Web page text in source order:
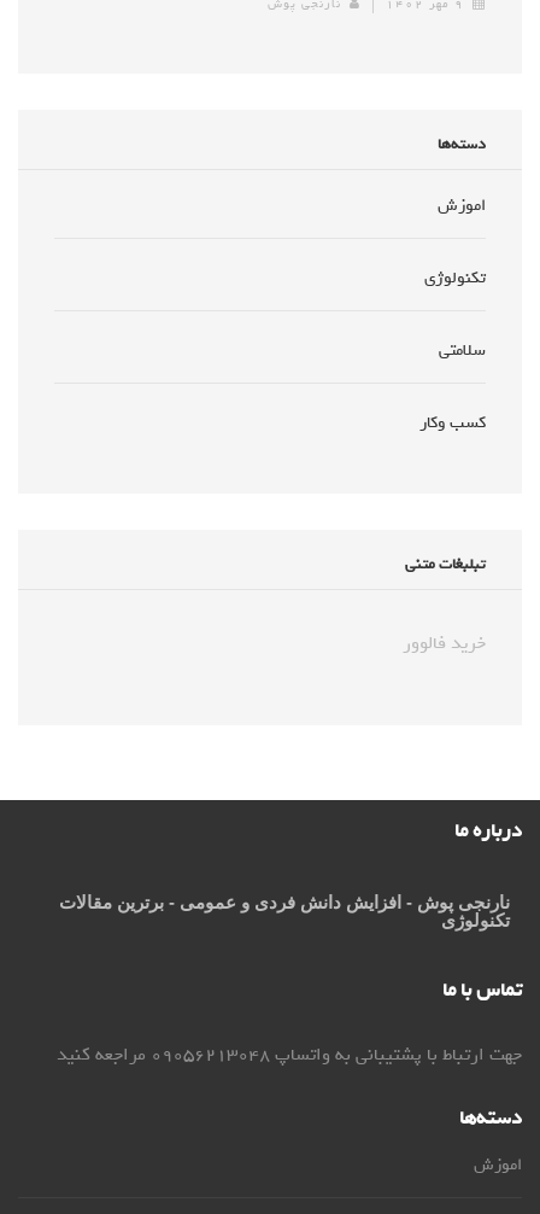
۹ مهر ۱۴۰۲ نارنجی پوش
دسته‌ها
اموزش
تکنولوژی
سلامتی
کسب وکار
تبلبغات متنی
خرید فالوور
درباره ما
نارنجی پوش - افزایش دانش فردی و عمومی - برترین مقالات
تکنولوژی
تماس با ما
جهت ارتباط با پشتیبانی به واتساپ 09056213048 مراجعه کنید
دسته‌ها
اموزش